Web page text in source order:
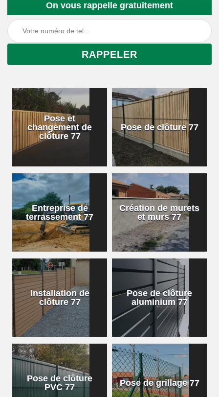
On vous rappelle gratuitement
Pose et
changement de
clôture 77
Pose de clôture 77
Entreprise de
terrassement 77
Création de murets
et murs 77
Installation de
clôture 77
Pose de clôture
aluminium 77
Pose de clôture
PVC 77
Pose de grillage 77